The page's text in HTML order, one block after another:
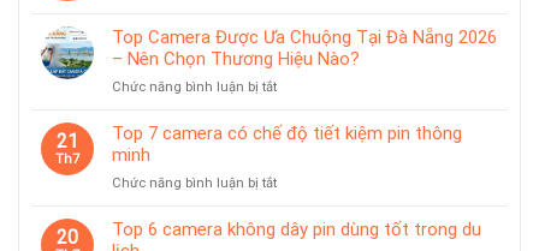
chống
nước
IP65
5
camera
pin
phù
giám
thời
Top Camera Được Ưa Chuộng Tại Đà Nẵng 2026
– Nên Chọn Thương Hiệu Nào?
Chức năng bình luận bị tắtở
Camera
Được
Chuộng
Đà
21
Th7
Top 7 camera có chế độ tiết kiệm pin thông
minh
Chức năng bình luận bị tắtở
camera
20
Top 6 camera không dây pin dùng tốt trong du